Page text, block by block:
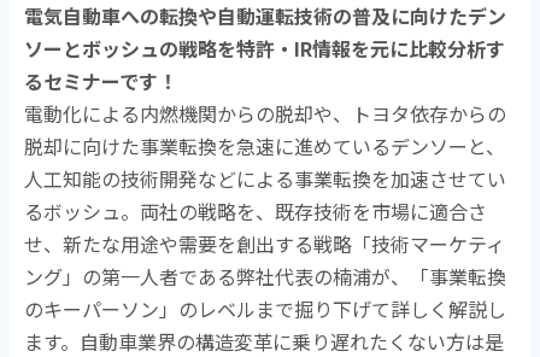
電気自動車への転換や自動運転技術の普及に向けたデン
ソーとボッシュの戦略を特許・IR情報を元に比較分析す
るセミナーです！
電動化による内燃機関からの脱却や、トヨタ依存からの
脱却に向けた事業転換を急速に進めているデンソーと、
人工知能の技術開発などによる事業転換を加速させてい
るボッシュ。両社の戦略を、既存技術を市場に適合さ
せ、新たな用途や需要を創出する戦略「技術マーケティ
ング」の第一人者である弊社代表の楠浦が、「事業転換
のキーパーソン」のレベルまで掘り下げて詳しく解説し
ます。自動車業界の構造変革に乗り遅れたくない方は是